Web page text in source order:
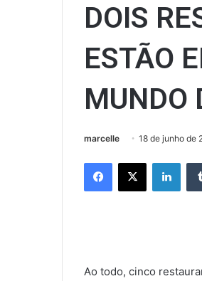
DOIS
ESTÃO
MUNDO
marcelle 18 de junho de
Facebook
X
Ao todo, cinco